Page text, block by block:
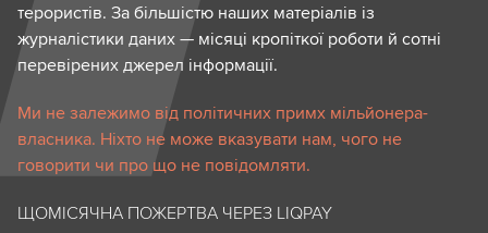
терористів. За більшістю наших матеріалів із
журналістики даних — місяці кропіткої роботи й сотні
перевірених джерел інформації.
Ми не залежимо від політичних примх мільйонера-
власника. Ніхто не може вказувати нам, чого не
говорити чи про що не повідомляти.
ЩОМІСЯЧНА ПОЖЕРТВА ЧЕРЕЗ LIQPAY